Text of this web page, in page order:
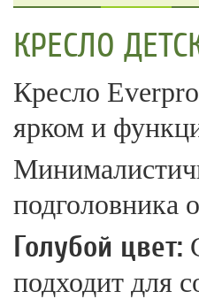
КРЕСЛО
Кресло
ярком и
подголовника
Голубой цвет:
подходит для